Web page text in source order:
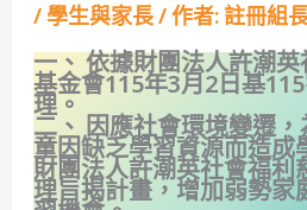
/ 學生與家長/ 作者:註冊組
一、 依據財團法人許潮
基金會115年3月2日基
理。
二、 因應社會環境變遷
童因缺乏學習資源而造成
財團法人許潮英社會福利
理旨揭計畫，增加弱勢家